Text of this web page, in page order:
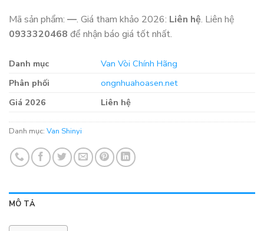
Mã sản phẩm: —. Giá tham khảo 2026: Liên hệ. Liên hệ
0933320468 để nhận báo giá tốt nhất.
Danh mục
Van Vòi Chính Hãng
Phân phối
ongnhuahoasen.net
Giá 2026
Liên hệ
Danh mục: Van Shinyi
MÔ TẢ